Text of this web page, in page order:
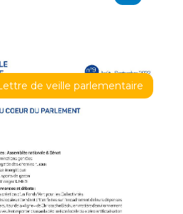
de veille parlementaire